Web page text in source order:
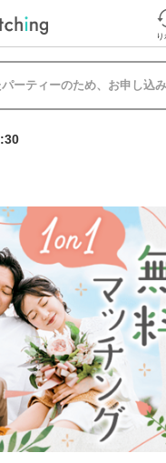
り
ーティーのため、お申し込み